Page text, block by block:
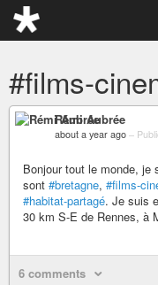
#films-
Rémi Aubrée
about a year ago –
Bonjour tout le monde, je
sont #bretagne, #films-
#habitat-partagé. Je suis
30 km S-E de Rennes, à
6 comments